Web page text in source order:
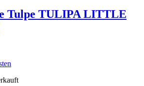
Tulpe TULIPA LITTLE